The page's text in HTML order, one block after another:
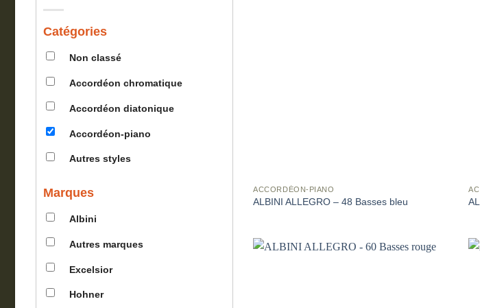
Catégories
Non classé
Accordéon chromatique
Accordéon diatonique
Accordéon-piano
Autres styles
Marques
Albini
Autres marques
Excelsior
Hohner
ACCORDÉON-PIANO
ALBINI ALLEGRO – 48 Basses bleu